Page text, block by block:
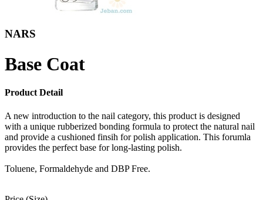
NARS
Base Coat
Product Detail
A new introduction to the nail category, this product is designed
with a unique rubberized bonding formula to protect the natural nail
and provide a cushioned finsih for polish application. This forumla
provides the perfect base for long-lasting polish.
Toluene, Formaldehyde and DBP Free.